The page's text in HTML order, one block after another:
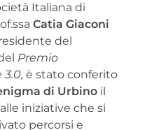
Italiana di
Catia Giaconi
del
Premio
è stato conferito
di Urbino il
iniziative che si
percorsi e